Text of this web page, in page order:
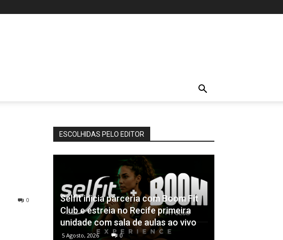
0
ESCOLHIDAS PELO EDITOR
Selfit inicia parceria com Boom Fit
Club e estreia no Recife primeira
unidade com sala de aulas ao vivo
5 Agosto, 2026 0